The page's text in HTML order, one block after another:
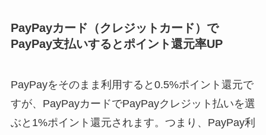
PayPayカード（クレジットカード）で
PayPay支払いするとポイント還元率UP
PayPayをそのまま利用すると0.5%ポイント還元で
すが、PayPayカードでPayPayクレジット払いを選
ぶと1%ポイント還元されます。つまり、PayPay利